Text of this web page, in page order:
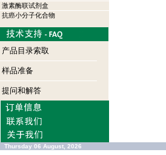
激素酶联试剂盒
抗癌小分子化合物
产品目录索取
样品准备
提问和解答
Thursday 06 August, 2026